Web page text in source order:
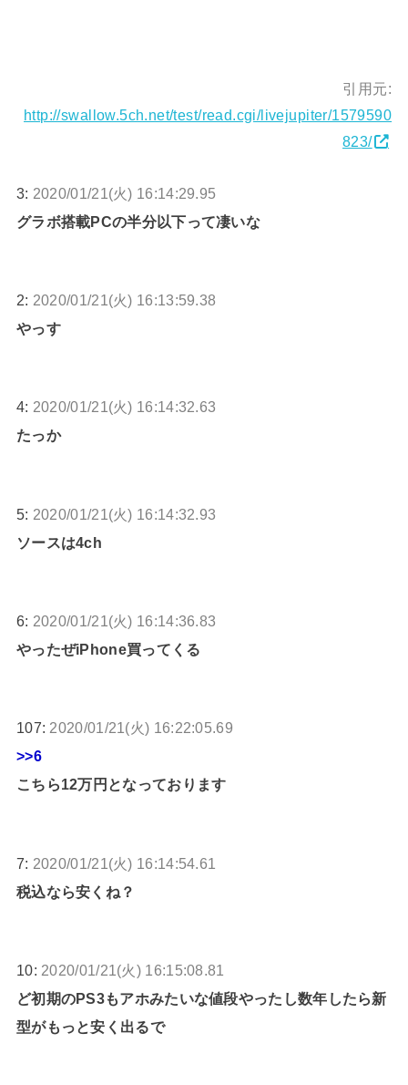
引用元:
http://swallow.5ch.net/test/read.cgi/livejupiter/1579590
823/
3: 2020/01/21(火) 16:14:29.95
グラボ搭載PCの半分以下って凄いな
2: 2020/01/21(火) 16:13:59.38
やっす
4: 2020/01/21(火) 16:14:32.63
たっか
5: 2020/01/21(火) 16:14:32.93
ソースは4ch
6: 2020/01/21(火) 16:14:36.83
やったぜiPhone買ってくる
107: 2020/01/21(火) 16:22:05.69
>>6
こちら12万円となっております
7: 2020/01/21(火) 16:14:54.61
税込なら安くね？
10: 2020/01/21(火) 16:15:08.81
ど初期のPS3もアホみたいな値段やったし数年したら新
型がもっと安く出るで